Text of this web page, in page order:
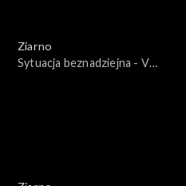
Ziarno
Sytuacja beznadziejna - V